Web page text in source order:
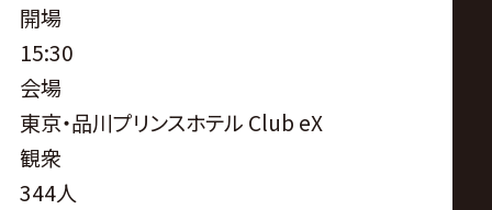
開場
15:30
会場
東京・品川プリンスホテル Club eX
観衆
344人